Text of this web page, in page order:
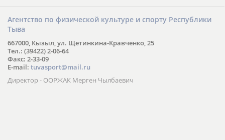
Агентство по физической культуре и спорту Республики
Тыва
667000, Кызыл, ул. Щетинкина-Кравченко, 25
Тел.: (39422) 2-06-64
Факс: 2-33-09
E-mail: tuvasport@mail.ru
Директор - ООРЖАК Мерген Чылбаевич